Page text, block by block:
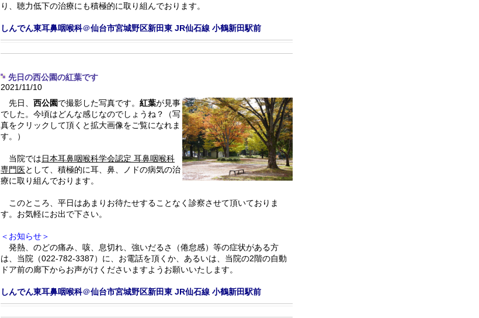
り、聴力低下の治療にも積極的に取り組んでおります。
しんでん東耳鼻咽喉科＠仙台市宮城野区新田東 JR仙石線 小鶴新田駅前
先日の西公園の紅葉です
2021/11/10
先日、 西公園で撮影した写真です。 紅葉が見事
でした。今頃はどんな感じなのでしょうね？（写
真をクリックして頂くと拡大画像をご覧になれま
す。）
当院では日本耳鼻咽喉科学会認定 耳鼻咽喉科
専門医として、積極的に耳、鼻、ノドの病気の治
療に取り組んでおります。
このところ、平日はあまりお待たせすることなく診察させて頂いておりま
す。お気軽にお出で下さい。
＜お知らせ＞
発熱、のどの痛み、咳、息切れ、強いだるさ（倦怠感）等の症状がある方
は、当院（022-782-3387）に、お電話を頂くか、あるいは、当院の2階の自動
ドア前の廊下からお声がけくださいますようお願いいたします。
しんでん東耳鼻咽喉科＠仙台市宮城野区新田東 JR仙石線 小鶴新田駅前